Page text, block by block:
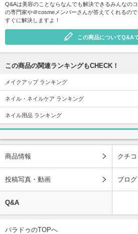
Q&Aは美容のことならなんでも解決できるみんなの
の専門家や＠cosmeメンバーさんが答えてくれるの
すぐに解決しますよ！
この商品についてQ&A
この商品の関連ランキングもCHECK！
メイクアップ ランキング
ネイル・ネイルケア ランキング
ネイル用品 ランキング
商品情報 クチコ
投稿写真・動画 ブログ
Q&A
パラドゥのTOPへ